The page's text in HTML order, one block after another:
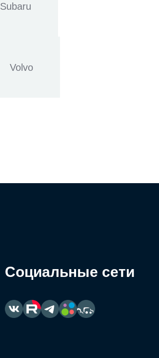
Subaru
Volvo
Социальные сети